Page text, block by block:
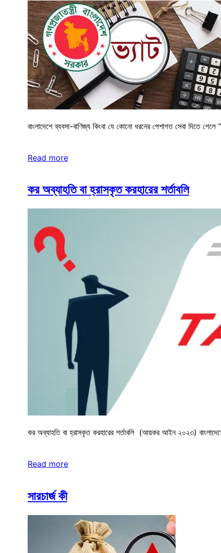
বাংলাদেশে ব্যবসা-বাণিজ্য কিংবা যে কোনো ধরনের পেশাগত সেবা দিতে
Read more
কর অব্যাহতি বা হ্রাসকৃত করহারের শর্তাবলি
কর অব্যাহতি বা হ্রাসকৃত করহারের শর্তাবলি (আয়কর আইন ২০২৩)
Read more
সারচার্জ কী